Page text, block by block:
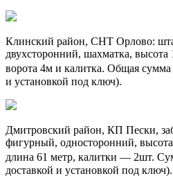
Клинский район, СНТ Орлово:
двухсторонний, шахматка,
ворота 4м и калитка. Общая сумма
и установкой под ключ).
Дмитровский район, КП Пески,
фигурный, односторонний,
длина 61 метр, калитки — 2шт.
доставкой и установкой под ключ).